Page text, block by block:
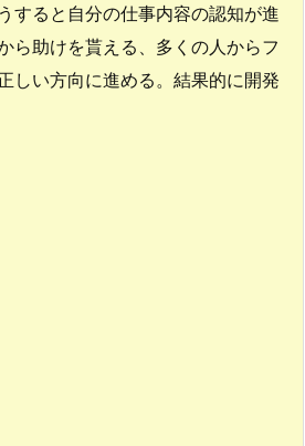
すると自分の仕事内容の認知が進
ら助けを貰える、多くの人からフ
しい方向に進める。結果的に開発